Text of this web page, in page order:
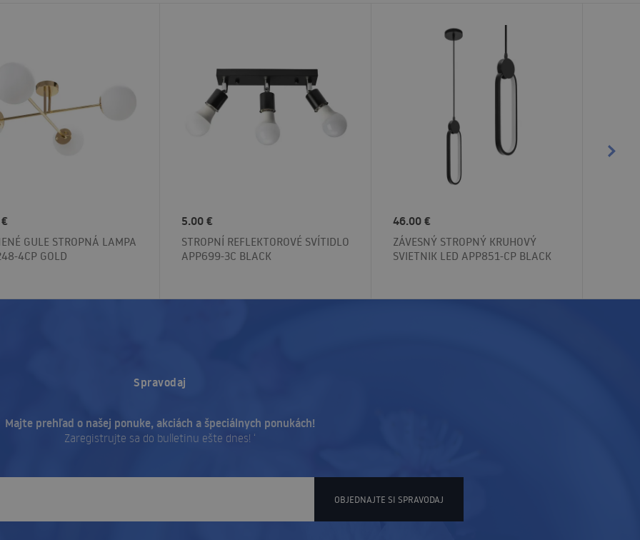
GULE STROPNÁ LAMPA
4CP GOLD
5.00 €
STROPNÍ REFLEKTOROVÉ SVÍTIDLO
APP699-3C BLACK
46.00 €
ZÁVESNÝ STROPNÝ KRUHOVÝ
SVIETNIK LED APP851-CP BLACK
Spravodaj
Majte prehľad o našej ponuke, akciách a špeciálnych ponukách!
Zaregistrujte sa do bulletinu ešte dnes! ‘
OBJEDNAJTE SI SPRAVODAJ